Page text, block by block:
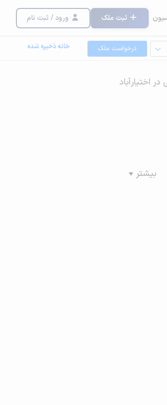
ثبت ملک ورود / ثبت نام
درخواست ملک خانه ذخیره شده
اختیارآباد
بیشتر